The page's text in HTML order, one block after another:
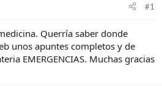
#1
Querría saber donde
unos apuntes completos y de
EMERGENCIAS. Muchas gracias